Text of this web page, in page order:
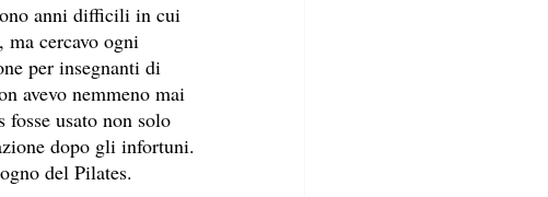
anni difficili in cui
ma cercavo ogni
per insegnanti di
avevo nemmeno mai
usato non solo
dopo gli infortuni.
del Pilates.